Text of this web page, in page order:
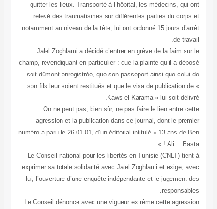
quitter les lieux. Transporté à l’hôpital, les médecins, qui ont
relevé des traumatismes sur différentes parties du corps et
notamment au niveau de la tête, lui ont ordonné 15 jours d’arrêt
de travail.
Jalel Zoghlami a décidé d’entrer en grève de la faim sur le
champ, revendiquant en particulier : que la plainte qu’il a déposé
soit dûment enregistrée, que son passeport ainsi que celui de
son fils leur soient restitués et que le visa de publication de «
Kaws el Karama » lui soit délivré.
On ne peut pas, bien sûr, ne pas faire le lien entre cette
agression et la publication dans ce journal, dont le premier
numéro a paru le 26-01-01, d’un éditorial intitulé « 13 ans de Ben
Ali… Basta ! ».
Le Conseil national pour les libertés en Tunisie (CNLT) tient à
exprimer sa totale solidarité avec Jalel Zoghlami et exige, avec
lui, l’ouverture d’une enquête indépendante et le jugement des
responsables.
Le Conseil dénonce avec une vigueur extrême cette agression